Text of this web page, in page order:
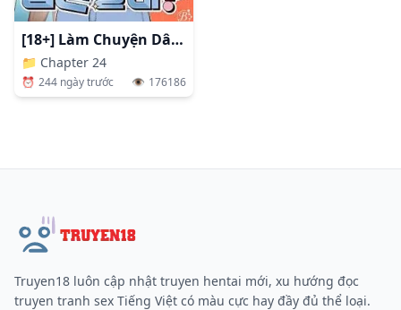
[18+] Làm Chuyện Dâm Đãng Với Tôi Không
📁 Chapter 24
⏰ 244 ngày trước 👁️ 176186
Truyen18 luôn cập nhật truyen hentai mới, xu hướng đọc
truyen tranh sex Tiếng Việt có màu cực hay đầy đủ thể loại.